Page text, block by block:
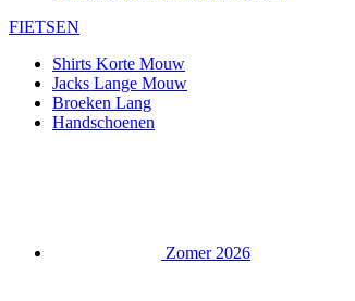
FIETSEN
Shirts Korte Mouw
Jacks Lange Mouw
Broeken Lang
Handschoenen
Zomer 2026